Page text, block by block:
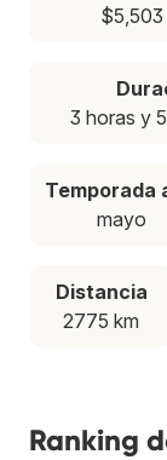
$5,503
3 horas y
Temporada
mayo
Distancia
2775 km
Ranking